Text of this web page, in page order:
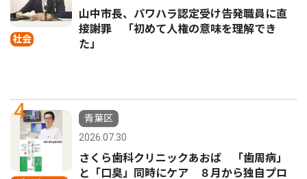
社会
山中市長、パワハラ認定受け告発職員に直
接謝罪 「初めて人権の意味を理解でき
た」
4
青葉区
2026.07.30
さくら歯科クリニックあおば 「歯周病」
と「口臭」同時にケア ８月から独自プロ